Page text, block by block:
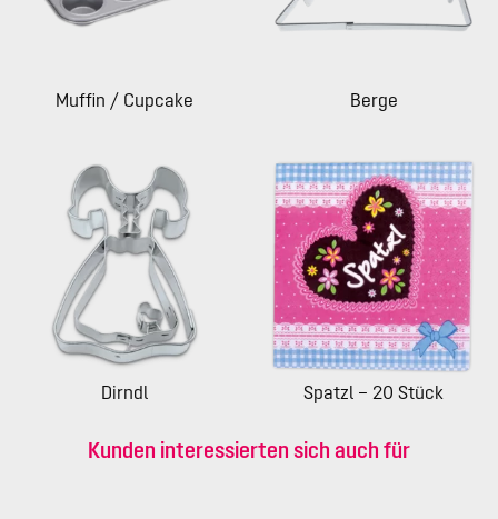
Muffin / Cupcake Berge
Dirndl Spatzl – 20 Stück
Kunden interessierten sich auch für